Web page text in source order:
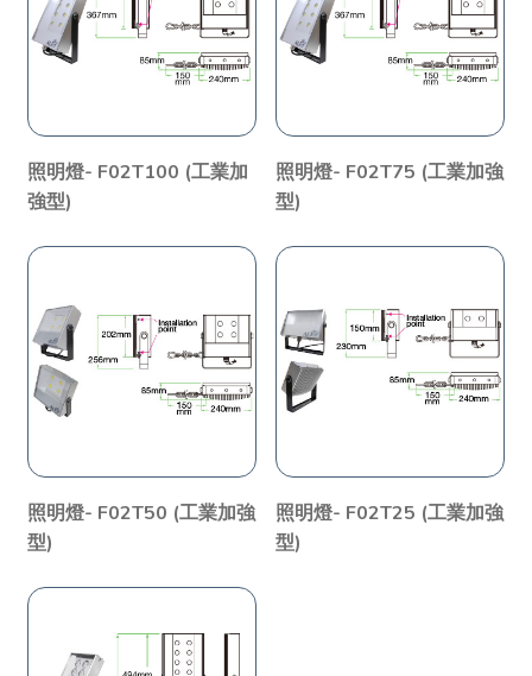
照明燈- F02T100 (工業加
強型)
照明燈- F02T75 (工業加強
型)
照明燈- F02T50 (工業加強
型)
照明燈- F02T25 (工業加強
型)